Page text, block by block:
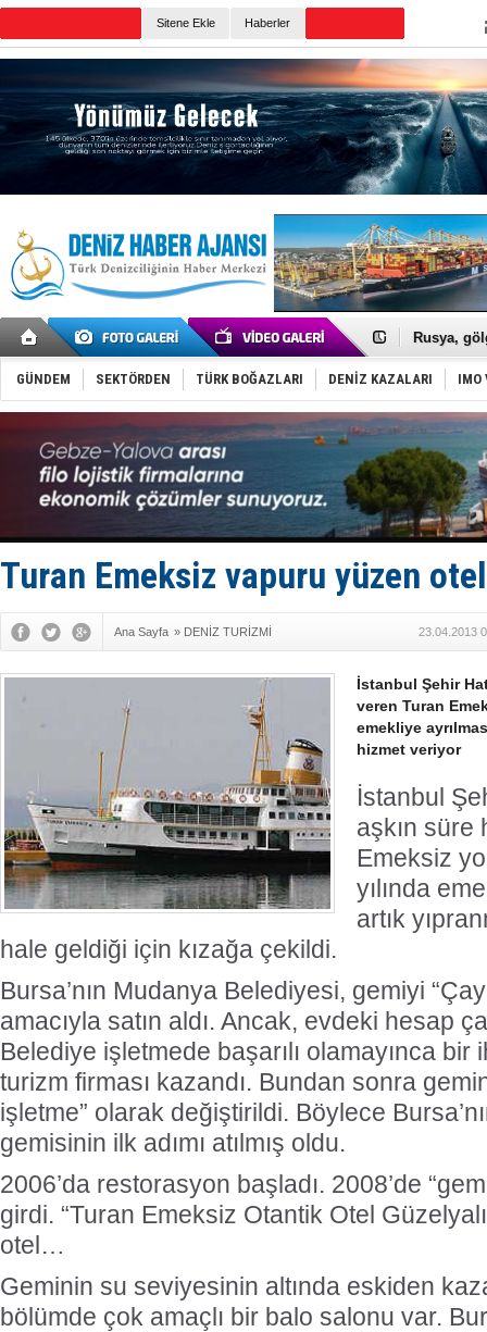
Sitene Ekle Haberler
Tatil
Enejota
Denizcilik
‘14.
Taksi
TÜRKLİM
SOCAR da
GÜNDEM SEKTÖRDEN TÜRK BOĞAZLARI DENİZ KAZALARI IMO
Turan Emeksiz vapuru yüzen
Ana Sayfa » DENİZ TURİZMİ 23.04.2013
İstanbul Şehir
veren Turan
emekliye
hizmet veriyor
İstanbul
aşkın süre
Emeksiz
yılında
artık
hale geldiği için kızağa çekildi.
Bursa’nın Mudanya Belediyesi, gemiyi
amacıyla satın aldı. Ancak, evdeki hesap
Belediye işletmede başarılı olamayınca bir
turizm firması kazandı. Bundan sonra
işletme” olarak değiştirildi. Böylece
gemisinin ilk adımı atılmış oldu.
2006’da restorasyon başladı. 2008’de
girdi. “Turan Emeksiz Otantik Otel
otel…
Geminin su seviyesinin altında eskiden
bölümde çok amaçlı bir balo salonu var.